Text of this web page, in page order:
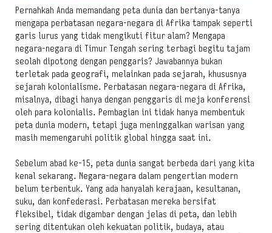
Pernahkah Anda memandang peta dunia dan bertanya-tanya
mengapa perbatasan negara-negara di Afrika tampak seperti
garis lurus yang tidak mengikuti fitur alam? Mengapa
negara-negara di Timur Tengah sering terbagi begitu tajam
seolah dipotong dengan penggaris? Jawabannya bukan
terletak pada geografi, melainkan pada sejarah, khususnya
sejarah kolonialisme. Perbatasan negara-negara di Afrika,
misalnya, dibagi hanya dengan penggaris di meja konferensi
oleh para kolonialis. Pembagian ini tidak hanya membentuk
peta dunia modern, tetapi juga meninggalkan warisan yang
masih memengaruhi politik global hingga saat ini.
Sebelum abad ke-15, peta dunia sangat berbeda dari yang kita
kenal sekarang. Negara-negara dalam pengertian modern
belum terbentuk. Yang ada hanyalah kerajaan, kesultanan,
suku, dan konfederasi. Perbatasan mereka bersifat
fleksibel, tidak digambar dengan jelas di peta, dan lebih
sering ditentukan oleh kekuatan politik, budaya, atau